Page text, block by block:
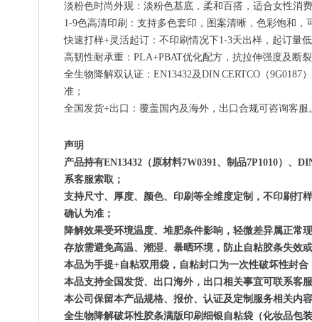
淡粉色时尚外观：淡粉色基底，柔和百搭，适合女性消
1-9色高清印刷：支持多色套印，图案清晰，色彩饱和，
快速打样+灵活起订：不印刷情况下1-3天出样，起订量
高韧性耐承重：PLA+PBAT优化配方，抗拉伸强度及断
全生物降解双认证：EN13432及DIN CERTCO（
准；
全国发货+出口：覆盖国内及海外，出口合规可咨询客服
声明
产品持有EN13432（原材料7W0391、制品7P1010）、
系客服索取；
支持尺寸、厚度、颜色、印刷等全维度定制，不印刷打
确认为准；
降解效果受环境温度、堆肥条件影响，轻微差异属正常
存放需避免高温、潮湿、暴晒环境，防止自粘胶条失效
本品为手提+自粘双用袋，自粘封口为一次性破坏性封合
本品支持全国发货、出口海外，出口相关事宜可联系客
本公司保留本产品规格、报价、认证及定制服务相关内
全生物降解破坏性胶条满版印刷细银自粘袋（化妆品包